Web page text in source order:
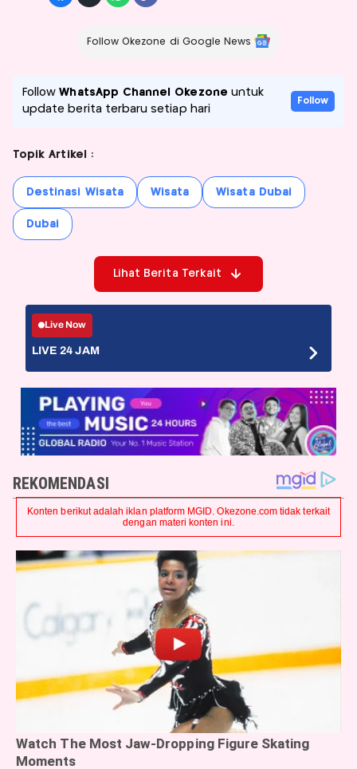
Follow Okezone di Google News
FollowWhatsApp Channel Okezone untuk
update berita terbaru setiap hari
Follow
Topik Artikel :
Destinasi Wisata Wisata Wisata Dubai
Dubai
Lihat Berita Terkait
Live Now
LIVE 24 JAM